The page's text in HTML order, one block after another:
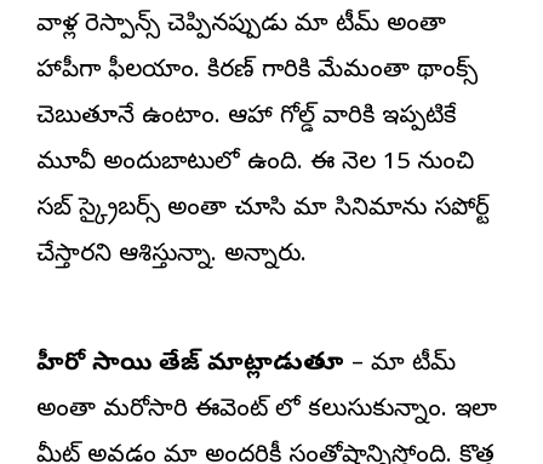
వాళ్ల రెస్పాన్స్ చెప్పినప్పుడు మా టీమ్ అంతా
హ్యాపీగా ఫీలయ్యాం. కిరణ్ గారికి మేమంతా థ్యాంక్స్
చెబుతూనే ఉంటాం. ఆహా గోల్డ్ వారికి ఇప్పటికే
మూవీ అందుబాటులో ఉంది. ఈ నెల 15 నుంచి
సబ్ స్క్రైబర్స్ అంతా చూసి మా సినిమాను సపోర్ట్
చేస్తారని ఆశిస్తున్నా. అన్నారు.
హీరో సాయి తేజ్ మాట్లాడుతూ – మా టీమ్
అంతా మరోసారి ఈవెంట్ లో కలుసుకున్నాం. ఇలా
మీట్ అవడం మా అందరికీ సంతోషాన్నిస్తోంది. కొత్త